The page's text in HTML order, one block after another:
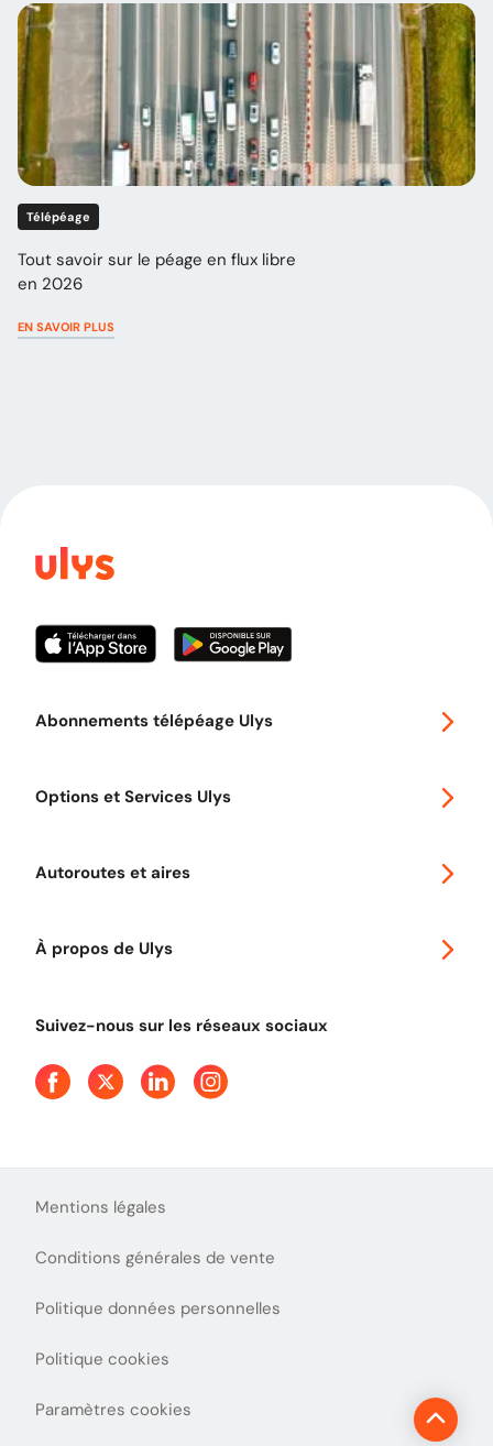
Télépéage
Tout savoir sur le péage en flux libre
en 2026
EN SAVOIR PLUS
Abonnements télépéage Ulys
Options et Services Ulys
Autoroutes et aires
À propos de Ulys
Suivez-nous sur les réseaux sociaux
Mentions légales
Conditions générales de vente
Politique données personnelles
Politique cookies
Paramètres cookies